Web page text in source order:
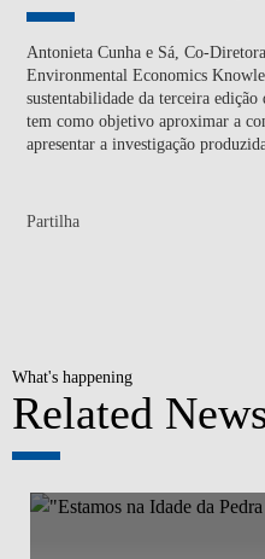
Antonieta Cunha e Sá, Co-
Environmental Economics
sustentabilidade da terceira
tem como objetivo aproximar a
apresentar a investigação
Partilha
What's happening
Related